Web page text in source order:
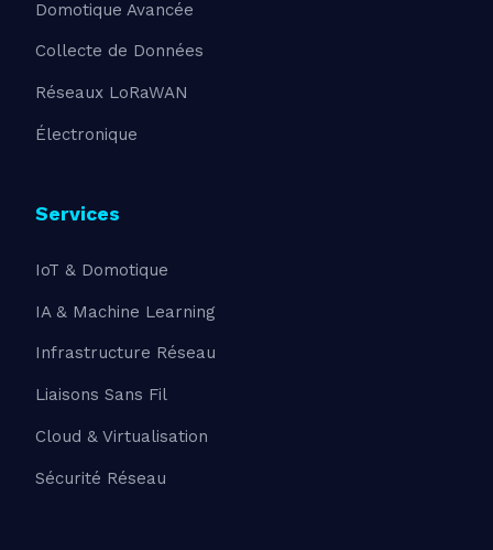
Domotique Avancée
Collecte de Données
Réseaux LoRaWAN
Électronique
Services
IoT & Domotique
IA & Machine Learning
Infrastructure Réseau
Liaisons Sans Fil
Cloud & Virtualisation
Sécurité Réseau